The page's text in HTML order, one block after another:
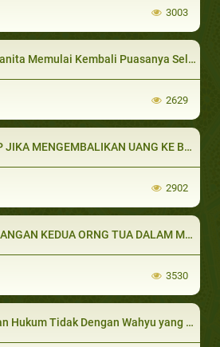
3003
Memulai Kembali Puasanya Selepas Haidh?
2629
UANG KE BANK, APAKAH BOLEH DISEDEKAHKAN?
2902
KEDUA ORNG TUA DALAM MENDIDIK ANAK
3530
Tidak Dengan Wahyu yang Diturunkan Allah